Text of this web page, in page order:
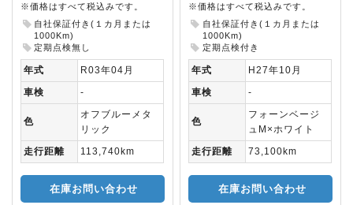
※価格はすべて税込みです。
自社保証付き(１カ月または
1000Km)
定期点検無し
年式
R03年04月
車検
-
色
オフブルーメタ
リック
走行距離
113,740km
在庫お問い合わせ
※価格はすべて税込みです。
自社保証付き(１カ月または
1000Km)
定期点検付き
年式
H27年10月
車検
-
色
フォーンベージ
ュM×ホワイト
走行距離
73,100km
在庫お問い合わせ